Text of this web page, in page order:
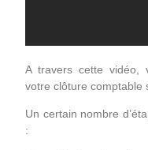
A travers cette vidéo,
votre clôture comptable
Un certain nombre
: